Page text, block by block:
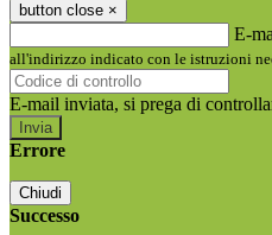
button close ×
E-
all'indirizzo indicato con le istruzioni
E-mail inviata, si prega di
Errore
Chiudi
Successo